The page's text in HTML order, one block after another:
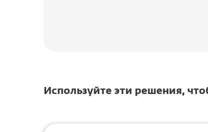
Используйте эти решения,